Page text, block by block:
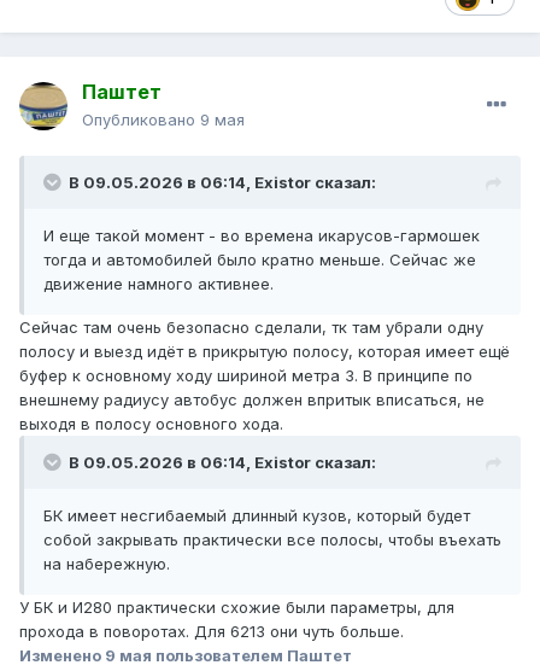
Паштет
Опубликовано 9 мая
В 09.05.2026 в 06:14, Existor сказал:
И еще такой момент - во времена икарусов-гармошек
тогда и автомобилей было кратно меньше. Сейчас же
движение намного активнее.
Сейчас там очень безопасно сделали, тк там убрали одну
полосу и выезд идёт в прикрытую полосу, которая имеет ещё
буфер к основному ходу шириной метра 3. В принципе по
внешнему радиусу автобус должен впритык вписаться, не
выходя в полосу основного хода.
В 09.05.2026 в 06:14, Existor сказал:
БК имеет несгибаемый длинный кузов, который будет
собой закрывать практически все полосы, чтобы въехать
на набережную.
У БК и И280 практически схожие были параметры, для
прохода в поворотах. Для 6213 они чуть больше.
Изменено 9 мая пользователем Паштет